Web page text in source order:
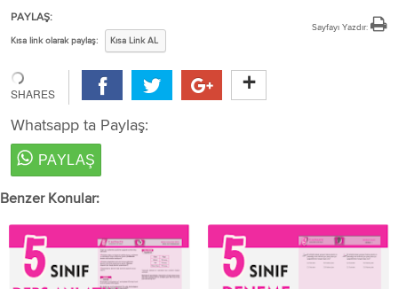
Sayfayı Yazdır:
PAYLAŞ:
Kısa link olarak paylaş: Kısa Link AL
Whatsapp ta Paylaş:
Benzer Konular: